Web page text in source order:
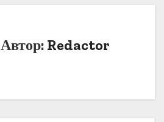
Автор: Redactor